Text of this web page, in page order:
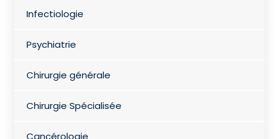
Infectiologie
Psychiatrie
Chirurgie générale
Chirurgie Spécialisée
Cancérologie